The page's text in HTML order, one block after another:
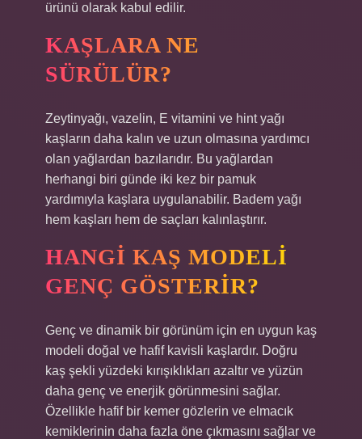
ürünü olarak kabul edilir.
KAŞLARA NE
SÜRÜLÜR?
Zeytinyağı, vazelin, E vitamini ve hint yağı
kaşların daha kalın ve uzun olmasına yardımcı
olan yağlardan bazılarıdır. Bu yağlardan
herhangi biri günde iki kez bir pamuk
yardımıyla kaşlara uygulanabilir. Badem yağı
hem kaşları hem de saçları kalınlaştırır.
HANGI KAŞ MODELI
GENÇ GÖSTERIR?
Genç ve dinamik bir görünüm için en uygun kaş
modeli doğal ve hafif kavisli kaşlardır. Doğru
kaş şekli yüzdeki kırışıklıkları azaltır ve yüzün
daha genç ve enerjik görünmesini sağlar.
Özellikle hafif bir kemer gözlerin ve elmacık
kemiklerinin daha fazla öne çıkmasını sağlar ve